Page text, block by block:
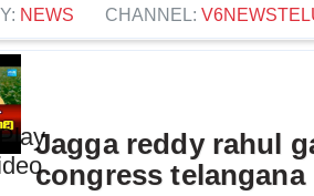
NEWS CHANNEL:
Jagga reddy rahul
congress